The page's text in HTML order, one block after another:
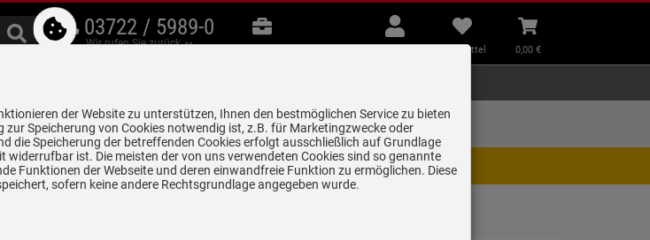
03722 / 5989-0
Wir rufen Sie zurück
B2B
Beratung
Mein
Konto
Merkzettel
aufklappen
Merkzettel
Warenkorb
aufklappen
0,00 €
Garantie auf
gekennzeichneten Produkte
Lieferung zum
Wunschtermin
Bilder und PDFs zeitweise nicht angezeigt. Wir bitten um Verständnis.
der Website zu unterstützen, Ihnen den bestmöglichen Service zu bieten
Speicherung von Cookies notwendig ist, z.B. für Marketingzwecke oder
die Speicherung der betreffenden Cookies erfolgt ausschließlich auf Grundlage
widerrufbar ist. Die meisten der von uns verwendeten Cookies sind so genannte
Funktionen der Webseite und deren einwandfreie Funktion zu ermöglichen. Diese
sofern keine andere Rechtsgrundlage angegeben wurde.